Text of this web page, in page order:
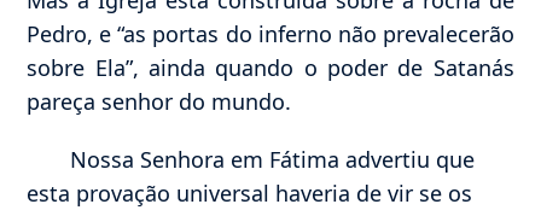
Pedro, e “as portas do inferno não prevalecerão
sobre Ela”, ainda quando o poder de Satanás
pareça senhor do mundo.
Nossa Senhora em Fátima advertiu que
esta provação universal haveria de vir se os